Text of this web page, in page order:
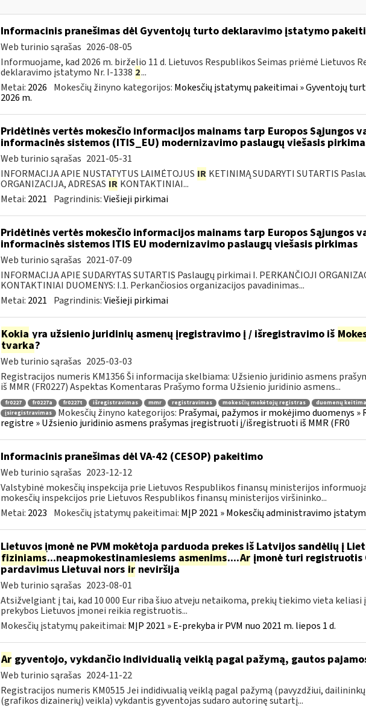
Informacinis pranešimas dėl Gyventojų turto deklaravimo įstatymo
Web turinio sąrašas 2026-08-05
Informuojame, kad 2026 m. birželio 11 d. Lietuvos Respublikos Seimas priėmė Lietuvos
deklaravimo įstatymo Nr. I-1338 2...
Metai: 2026 Mokesčių žinyno kategorijos: Mokesčių įstatymų pakeitimai » Gyventojų
2026 m.
Pridėtinės vertės mokesčio informacijos mainams tarp Europos Sąjungos
informacinės sistemos (ITIS_EU) modernizavimo paslaugų viešasis
Web turinio sąrašas 2021-05-31
INFORMACIJA APIE NUSTATYTUS LAIMĖTOJUS IR KETINIMĄ SUDARYTI SUTARTIS
ORGANIZACIJA, ADRESAS IR KONTAKTINIAI...
Metai: 2021 Pagrindinis:Viešieji pirkimai
Pridėtinės vertės mokesčio informacijos mainams tarp Europos Sąjungos
informacinės sistemos ITIS EU modernizavimo paslaugų viešasis pirkimas
Web turinio sąrašas 2021-07-09
INFORMACIJA APIE SUDARYTAS SUTARTIS Paslaugų pirkimai I. PERKANČIOJI
KONTAKTINIAI DUOMENYS: I.1. Perkančiosios organizacijos pavadinimas...
Metai: 2021 Pagrindinis:Viešieji pirkimai
Kokiayra užsienio juridinių asmenų įregistravimo į / išregistravimo iš
tvarka?
Web turinio sąrašas 2025-03-03
Registracijos numeris KM1356 Ši informacija skelbiama: Užsienio juridinio asmens
iš MMR (FR0227) Aspektas Komentaras Prašymo forma Užsienio juridinio asmens...
fr0227 fr0227a fr0227t išregistravimas mmr registravimas mokesčių mokėtojų registras duomenų
įsiregistravimas
Mokesčių žinyno kategorijos: Prašymai, pažymos ir mokėjimo duomenys »
registre » Užsienio juridinio asmens prašymas įregistruoti į/išregistruoti iš MMR (FR0
Informacinis pranešimas dėl VA-42 (CESOP) pakeitimo
Web turinio sąrašas 2023-12-12
Valstybinė mokesčių inspekcija prie Lietuvos Respublikos finansų ministerijos
mokesčių inspekcijos prie Lietuvos Respublikos finansų ministerijos viršininko...
Metai: 2023 Mokesčių įstatymų pakeitimai: MĮP 2021 » Mokesčių administravimo
Lietuvos įmonė ne PVM mokėtoja parduoda prekes iš Latvijos sandėlių į
fiziniams...neapmokestinamiesiems asmenims....Arįmonė turi registruotis
pardavimus Lietuvai nors irneviršija
Web turinio sąrašas 2023-08-01
Atsižvelgiant į tai, kad 10 000 Eur riba šiuo atveju netaikoma, prekių tiekimo vieta keliasi
prekybos Lietuvos įmonei reikia registruotis...
Mokesčių įstatymų pakeitimai: MĮP 2021 » E-prekyba ir PVM nuo 2021 m. liepos 1 d.
Argyventojo, vykdančio individualią veiklą pagal pažymą, gautos
Web turinio sąrašas 2024-11-22
Registracijos numeris KM0515 Jei indidivualią veiklą pagal pažymą (pavyzdžiui,
(grafikos dizainerių) veikla) vykdantis gyventojas sudaro autorinę sutartį...